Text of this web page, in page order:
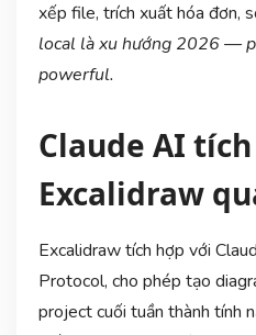
xếp file, trích xuất hóa đơn,
local là xu hướng 2026 —
powerful.
Claude AI
Excalidraw
Excalidraw tích hợp với
Protocol, cho phép tạo
project cuối tuần thành tính